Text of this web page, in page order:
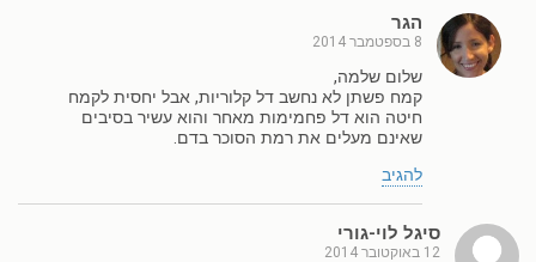
הגר
8 בספטמבר 2014
שלום שלמה,
קמח פשתן לא נחשב דל קלוריות, אבל יחסית לקמח
חיטה הוא דל פחמימות מאחר והוא עשיר בסיבים
שאינם מעלים את רמת הסוכר בדם.
להגיב
סיגל לוי-גורי
12 באוקטובר 2014